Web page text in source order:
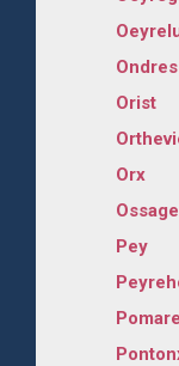
Ondres
Orist
Orx
Pey